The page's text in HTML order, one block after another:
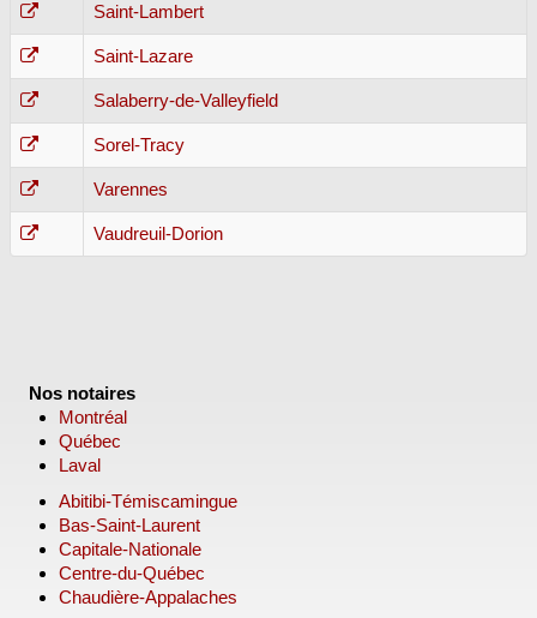
Saint-Lambert
Saint-Lazare
Salaberry-de-Valleyfield
Sorel-Tracy
Varennes
Vaudreuil-Dorion
Nos notaires
Montréal
Québec
Laval
Abitibi-Témiscamingue
Bas-Saint-Laurent
Capitale-Nationale
Centre-du-Québec
Chaudière-Appalaches